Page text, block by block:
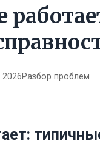
2026Разбор проблем